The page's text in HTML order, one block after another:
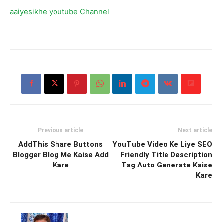
aaiyesikhe youtube Channel
Previous article
AddThis Share Buttons
Blogger Blog Me Kaise Add
Kare
Next article
YouTube Video Ke Liye SEO
Friendly Title Description
Tag Auto Generate Kaise
Kare